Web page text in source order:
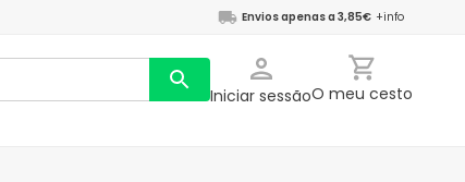
Envios apenas a 3,85€ +info
Iniciar sessãoO meu cesto